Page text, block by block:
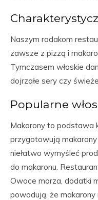
Naszym rodakom
zawsze z pizzą i
Tymczasem włoskie
dojrzałe sery czy
Popularne
Makarony to podstawa
przygotowują
niełatwo wymyśleć
do makaronu.
Owoce morza, dodatki
powodują, że makarony